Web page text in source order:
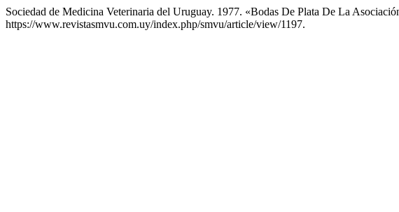
Sociedad de Medicina Veterinaria del Uruguay. 1977. «Bodas De Plata De La
https://www.revistasmvu.com.uy/index.php/smvu/article/view/1197.